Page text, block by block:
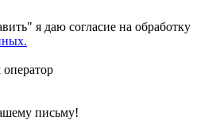
я даю согласие на обработку
письму!